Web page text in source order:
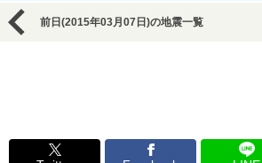
前日(2015年03月07日)の地震一覧